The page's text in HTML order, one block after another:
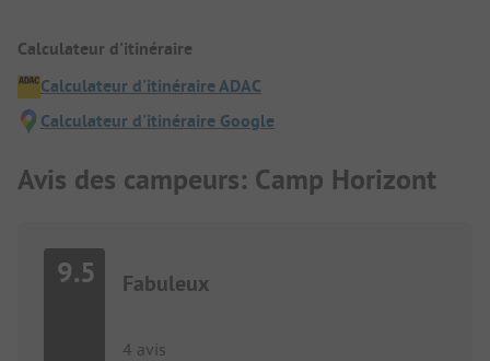
Calculateur d'itinéraire
Calculateur d'itinéraire ADAC
Calculateur d'itinéraire Google
Avis des campeurs: Camp Horizont
9.5 Fabuleux
4 avis